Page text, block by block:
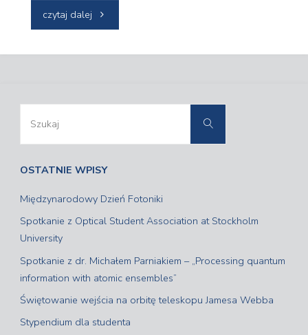
czytaj dalej "Stypendium
Szukaj
OSTATNIE WPISY
Międzynarodowy Dzień Fotoniki
Spotkanie z Optical Student Association at Stockholm
University
Spotkanie z dr. Michałem Parniakiem – „Processing quantum
information with atomic ensembles”
Świętowanie wejścia na orbitę teleskopu Jamesa Webba
Stypendium dla studenta